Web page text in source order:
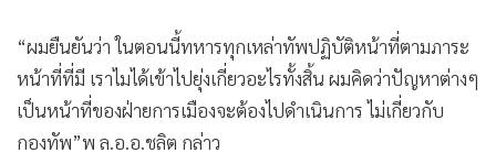
•
ญี่ปุ่น
• News1
• Gotomanager
“ผมยืนยันว่า ในตอนนี้ทหารทุกเหล่าทัพปฏิบัติหน้าที่ตามภาระ
หน้าที่ที่มี เราไมได้เข้าไปยุ่งเกี่ยวอะไรทั้งสิ้น ผมคิดว่าปัญหาต่างๆ
เป็นหน้าที่ของฝ่ายการเมืองจะต้องไปดำเนินการ ไม่เกี่ยวกับ
กองทัพ”พ ล.อ.อ.ชลิต กล่าว